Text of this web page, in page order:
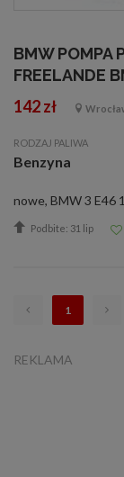
BMW POMPA
FREELANDE
142 zł
RODZAJ PALIWA
Benzyna
Podbite: 31 lip
1
REKLAMA